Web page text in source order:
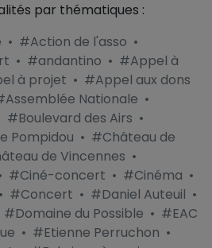
par thématiques :
• #Action de l'asso •
• #andantino • #Appel à
à projet • #Appel aux dons
Nationale •
#Boulevard des Airs •
Pompidou • #Château de
de Vincennes •
#Ciné-concert • #Cinéma •
• #Concert • #Daniel Auteuil •
#Domaine du Possible • #EAC
• #Etienne Perruchon •